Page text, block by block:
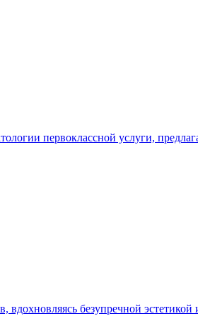
первоклассной услуги,
безупречной